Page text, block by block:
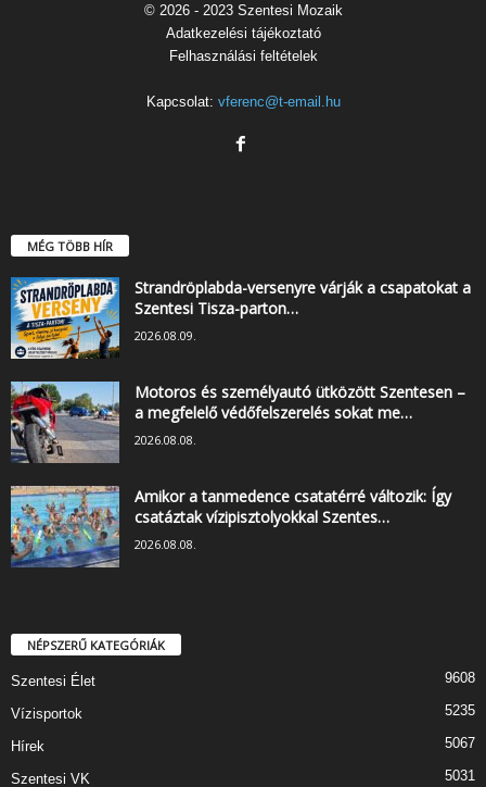
© 2026 - 2023 Szentesi Mozaik
Adatkezelési tájékoztató
Felhasználási feltételek
Kapcsolat: vferenc@t-email.hu
MÉG TÖBB HÍR
Strandröplabda-versenyre várják a csapatokat a
Szentesi Tisza-parton…
2026.08.09.
Motoros és személyautó ütközött Szentesen –
a megfelelő védőfelszerelés sokat me…
2026.08.08.
Amikor a tanmedence csatatérré változik: Így
csatáztak vízipisztolyokkal Szentes…
2026.08.08.
NÉPSZERŰ KATEGÓRIÁK
Szentesi Élet 9608
Vízisportok 5235
Hírek 5067
Szentesi VK 5031